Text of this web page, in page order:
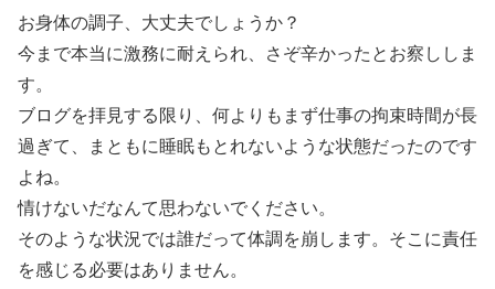
お身体の調子、大丈夫でしょうか？
今まで本当に激務に耐えられ、さぞ辛かったとお察ししま
す。
ブログを拝見する限り、何よりもまず仕事の拘束時間が長
過ぎて、まともに睡眠もとれないような状態だったのです
よね。
情けないだなんて思わないでください。
そのような状況では誰だって体調を崩します。そこに責任
を感じる必要はありません。